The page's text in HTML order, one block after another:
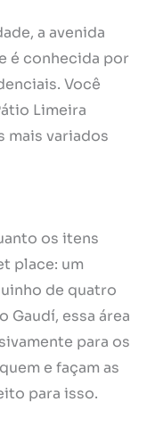
a avenida
é conhecida por
Você
Limeira
mais variados
os itens
place: um
de quatro
Gaudí, essa área
para os
e façam as
para isso.